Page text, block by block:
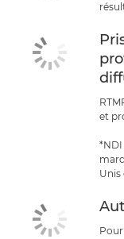
et
Unis